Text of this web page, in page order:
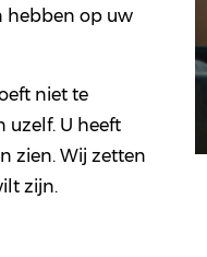
hebben op uw
niet te
uzelf. U heeft
zien. Wij zetten
zijn.